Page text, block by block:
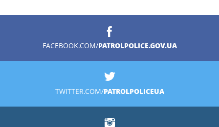
FACEBOOK.COM/PATROLPOLICE.GOV.UA
TWITTER.COM/PATROLPOLICEUA